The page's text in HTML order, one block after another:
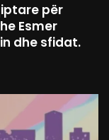
për
Esmer
dhe sfidat.